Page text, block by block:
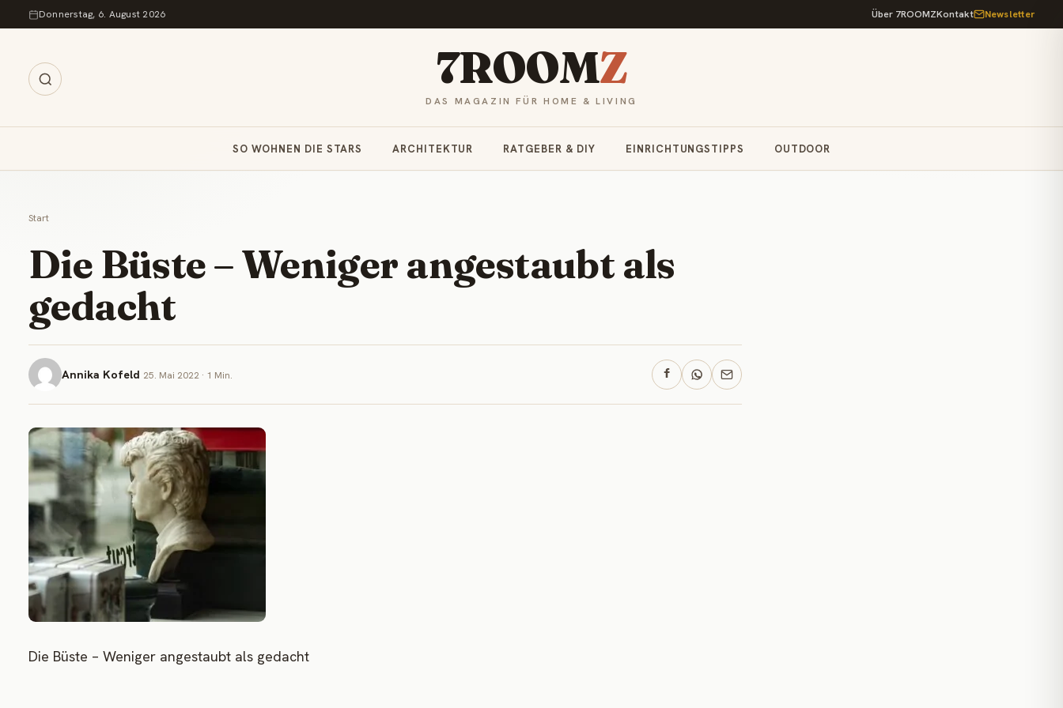
Zum Inhalt springen
Donnerstag, 6. August 2026 Über 7ROOMZKontakt Newsletter
7ROOMZ
DAS MAGAZIN FÜR HOME & LIVING
SO WOHNEN DIE STARS ARCHITEKTUR RATGEBER & DIY EINRICHTUNGSTIPPS OUTDOOR
Start
Die Büste – Weniger angestaubt als
gedacht
Annika Kofeld 25. Mai 2022 · 1 Min.
Die Büste – Weniger angestaubt als gedacht